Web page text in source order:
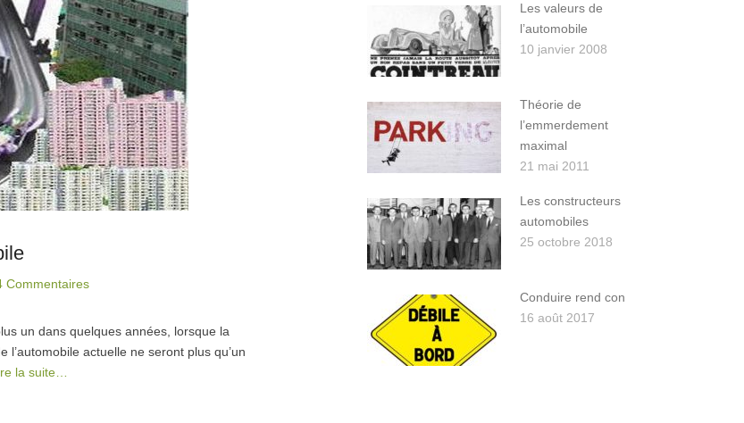
Commentaires
un dans quelques années, lorsque la
actuelle ne seront plus qu’un
la suite…
Les valeurs de
l’automobile
10 janvier 2008
Théorie de
l’emmerdement
maximal
21 mai 2011
Les constructeurs
automobiles
25 octobre 2018
Conduire rend con
16 août 2017